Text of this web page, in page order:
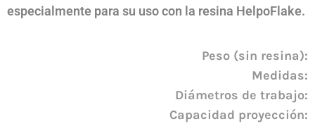
especialmente para su uso con la resina HelpoFlake.
Peso (sin resina):
Medidas:
Diámetros de trabajo:
Capacidad proyección: